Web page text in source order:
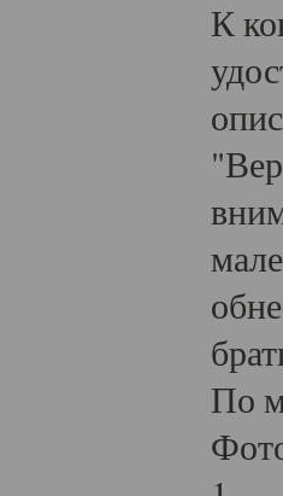
К
По